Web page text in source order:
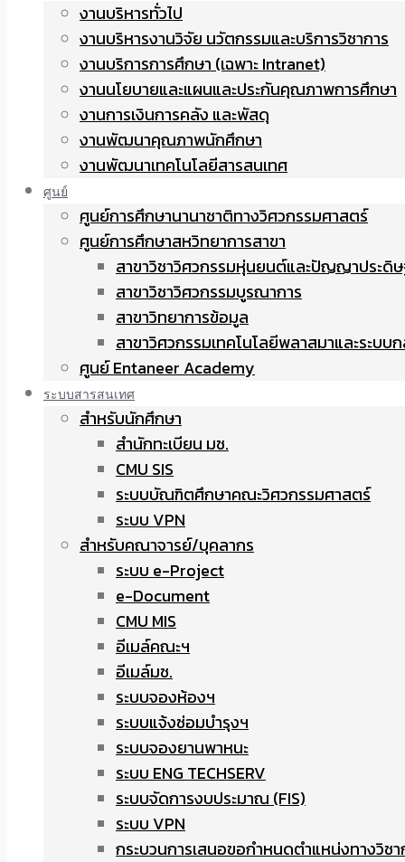
งานบริหารทั่วไป
งานบริหารงานวิจัย นวัตกรรมและบริการวิชาการ
งานบริการการศึกษา (เฉพาะ Intranet)
งานนโยบายและแผนและประกันคุณภาพการศึกษา
งานการเงินการคลัง และพัสดุ
งานพัฒนาคุณภาพนักศึกษา
งานพัฒนาเทคโนโลยีสารสนเทศ
ศูนย์
ศูนย์การศึกษานานาชาติทางวิศวกรรมศาสตร์
ศูนย์การศึกษาสหวิทยาการสาขา
สาขาวิชาวิศวกรรมหุ่นยนต์และปัญญาประดิ
สาขาวิชาวิศวกรรมบูรณาการ
สาขาวิทยาการข้อมูล
สาขาวิศวกรรมเทคโนโลยีพลาสมาและระบบ
ศูนย์ Entaneer Academy
ระบบสารสนเทศ
สำหรับนักศึกษา
สำนักทะเบียน มช.
CMU SIS
ระบบบัณฑิตศึกษาคณะวิศวกรรมศาสตร์
ระบบ VPN
สำหรับคณาจารย์/บุคลากร
ระบบ e-Project
e-Document
CMU MIS
อีเมล์คณะฯ
อีเมล์มช.
ระบบจองห้องฯ
ระบบแจ้งซ่อมบำรุงฯ
ระบบจองยานพาหนะ
ระบบ ENG TECHSERV
ระบบจัดการงบประมาณ (FIS)
ระบบ VPN
กระบวนการเสนอขอกำหนดตำแหน่งทางวิช